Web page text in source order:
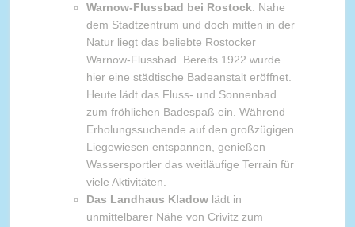
Warnow-Flussbad bei Rostock: Nahe
dem Stadtzentrum und doch mitten in der
Natur liegt das beliebte Rostocker
Warnow-Flussbad. Bereits 1922 wurde
hier eine städtische Badeanstalt eröffnet.
Heute lädt das Fluss- und Sonnenbad
zum fröhlichen Badespaß ein. Während
Erholungssuchende auf den großzügigen
Liegewiesen entspannen, genießen
Wassersportler das weitläufige Terrain für
viele Aktivitäten.
Das Landhaus Kladowlädt in
unmittelbarer Nähe von Crivitz zum